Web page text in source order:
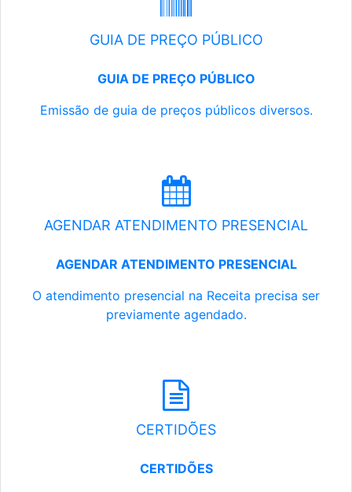
GUIA DE PREÇO PÚBLICO
GUIA DE PREÇO PÚBLICO
Emissão de guia de preços públicos diversos.
AGENDAR ATENDIMENTO PRESENCIAL
AGENDAR ATENDIMENTO PRESENCIAL
O atendimento presencial na Receita precisa ser
previamente agendado.
CERTIDÕES
CERTIDÕES